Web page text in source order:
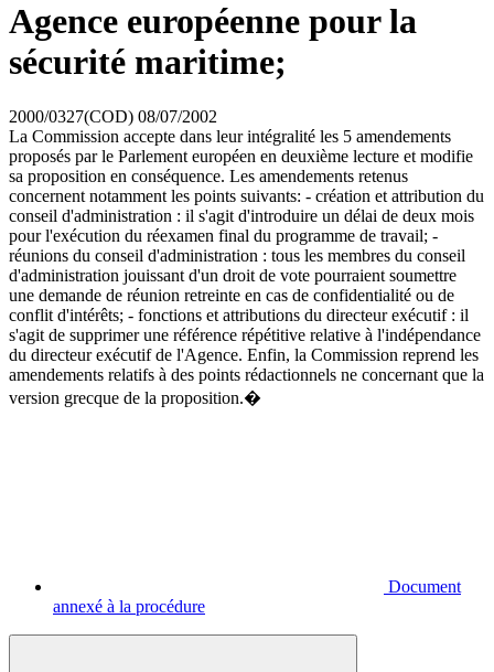
Agence européenne pour la
sécurité maritime;
2000/0327(COD) 08/07/2002
La Commission accepte dans leur intégralité les 5 amendements
proposés par le Parlement européen en deuxième lecture et modifie
sa proposition en conséquence. Les amendements retenus
concernent notamment les points suivants: - création et attribution du
conseil d'administration : il s'agit d'introduire un délai de deux mois
pour l'exécution du réexamen final du programme de travail; -
réunions du conseil d'administration : tous les membres du conseil
d'administration jouissant d'un droit de vote pourraient soumettre
une demande de réunion retreinte en cas de confidentialité ou de
conflit d'intérêts; - fonctions et attributions du directeur exécutif : il
s'agit de supprimer une référence répétitive relative à l'indépendance
du directeur exécutif de l'Agence. Enfin, la Commission reprend les
amendements relatifs à des points rédactionnels ne concernant que la
version grecque de la proposition.�
Document
annexé à la procédure